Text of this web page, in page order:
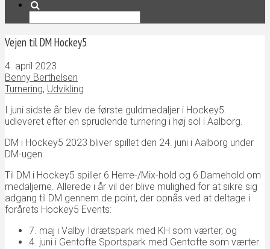
Vejen til DM Hockey5
4. april 2023
Benny Berthelsen
Turnering, Udvikling
I juni sidste år blev de første guldmedaljer i Hockey5
udleveret efter en sprudlende turnering i høj sol i Aalborg.
DM i Hockey5 2023 bliver spillet den 24. juni i Aalborg under
DM-ugen.
Til DM i Hockey5 spiller 6 Herre-/Mix-hold og 6 Damehold om
medaljerne. Allerede i år vil der blive mulighed for at sikre sig
adgang til DM gennem de point, der opnås ved at deltage i
forårets Hockey5 Events:
7. maj i Valby Idrætspark med KH som værter, og
4. juni i Gentofte Sportspark med Gentofte som værter.